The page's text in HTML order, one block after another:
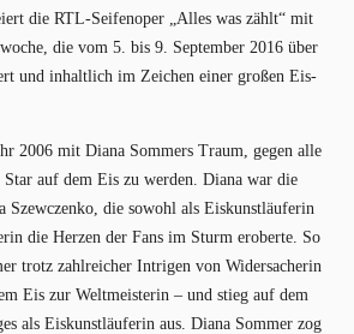
die RTL-Seifenoper „Alles was zählt“ mit
die vom 5. bis 9. September 2016 über
und inhaltlich im Zeichen einer großen Eis-
2006 mit Diana Sommers Traum, gegen alle
Star auf dem Eis zu werden. Diana war die
Szewczenko, die sowohl als Eiskunstläuferin
die Herzen der Fans im Sturm eroberte. So
trotz zahlreicher Intrigen von Widersacherin
Eis zur Weltmeisterin – und stieg auf dem
als Eiskunstläuferin aus. Diana Sommer zog